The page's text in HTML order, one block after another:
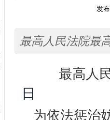
发
最高人民法院最
最高人民
日
为依法惩治